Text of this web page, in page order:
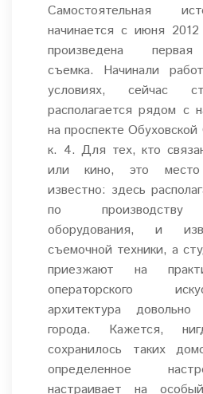
Самостоятельная
начинается с июня
произведена
съемка. Начинали
условиях, сейчас
располагается рядом с
на проспекте
к. 4. Для тех, кто
или кино, это
известно: здесь
по производству
оборудования, и
съемочной техники, а
приезжают на
операторского
архитектура
города. Кажется,
сохранилось таких
определенное
настраивает на